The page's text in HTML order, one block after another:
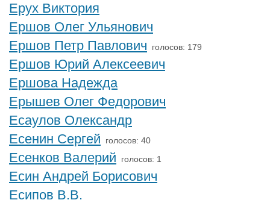
Ерух Виктория
Ершов Олег Ульянович
Ершов Петр Павлович голосов: 179
Ершов Юрий Алексеевич
Ершова Надежда
Ерышев Олег Федорович
Есаулов Олександр
Есенин Сергей голосов: 40
Есенков Валерий голосов: 1
Есин Андрей Борисович
Есипов В.В.